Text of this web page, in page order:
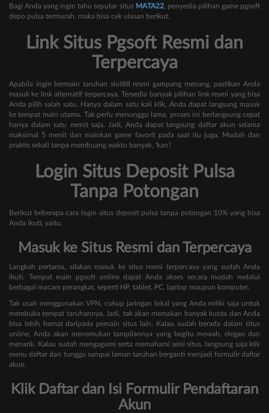
Bagi Anda yang ingin tahu seputar situs MATA22, penyedia pilihan game pgsoft
depo pulsa termurah, maka bisa cek ulasan berikut.
Link Situs Pgsoft Resmi dan
Terpercaya
Apabila ingin bermain taruhan slot88 resmi gampang menang, pastikan Anda
masuk ke link alternatif terpercaya. Tersedia banyak pilihan link resmi yang bisa
Anda pilih salah satu. Hanya dalam satu kali klik, Anda dapat langsung masuk
ke tempat main utama. Tak perlu menunggu lama, proses ini berlangsung cepat
hanya dalam satu menit saja. Jadi, Anda dapat langsung daftar akun selama
maksimal 5 menit dan mainkan game favorit pada saat itu juga. Mudah dan
praktis sekali tanpa membuang waktu banyak, 'kan?
Login Situs Deposit Pulsa
Tanpa Potongan
Berikut beberapa cara login situs deposit pulsa tanpa potongan 10% yang bisa
Anda ikuti, yaitu:
Masuk ke Situs Resmi dan Terpercaya
Langkah pertama, silakan masuk ke situs resmi terpercaya yang sudah Anda
ikuti. Tempat main pgsoft online dapat Anda akses secara mudah melalui
berbagai macam perangkat, seperti HP, tablet, PC, laptop maupun komputer.
Tak usah menggunakan VPN, cukup jaringan lokal yang Anda miliki saja untuk
membuka tempat taruhannya. Jadi, tak akan memakan banyak kuota dan Anda
bisa lebih hemat daripada pemain situs lain. Kalau sudah berada dalam situs
online, Anda akan menemukan tampilannya yang begitu mewah, elegan dan
menarik. Kalau sudah mengagumi serta memahami seisi situs, langsung saja klik
menu daftar dan tunggu sampai laman taruhan berganti menjadi formulir daftar
akun.
Klik Daftar dan Isi Formulir Pendaftaran
Akun